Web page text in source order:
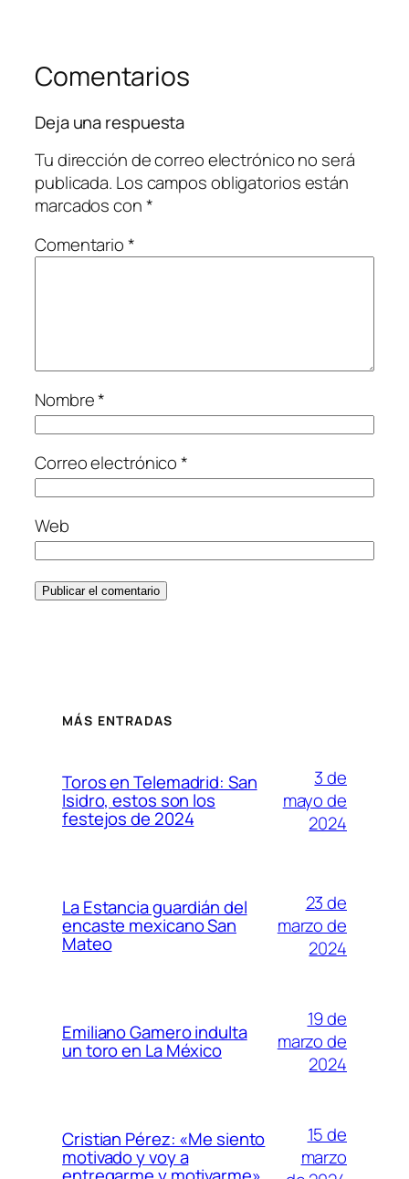
Comentarios
Deja una respuesta
Tu dirección de correo electrónico no será
publicada. Los campos obligatorios están
marcados con*
Comentario*
Nombre*
Correo electrónico*
Web
MÁS ENTRADAS
Toros en Telemadrid: San
Isidro, estos son los
festejos de 2024
3 de
mayo de
2024
La Estancia guardián del
encaste mexicano San
Mateo
23 de
marzo de
2024
Emiliano Gamero indulta
un toro en La México
19 de
marzo de
2024
Cristian Pérez: «Me siento
motivado y voy a
15 de
marzo